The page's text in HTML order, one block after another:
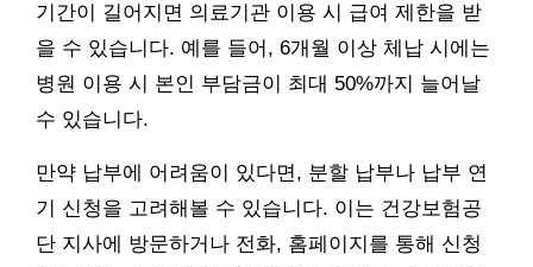
기간이 길어지면 의료기관 이용 시 급여 제한을 받
을 수 있습니다. 예를 들어, 6개월 이상 체납 시에는
병원 이용 시 본인 부담금이 최대 50%까지 늘어날
수 있습니다.
만약 납부에 어려움이 있다면, 분할 납부나 납부 연
기 신청을 고려해볼 수 있습니다. 이는 건강보험공
단 지사에 방문하거나 전화, 홈페이지를 통해 신청